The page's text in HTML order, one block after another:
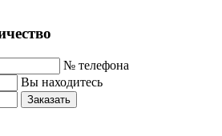
№ телефона
Вы находитесь
Заказать